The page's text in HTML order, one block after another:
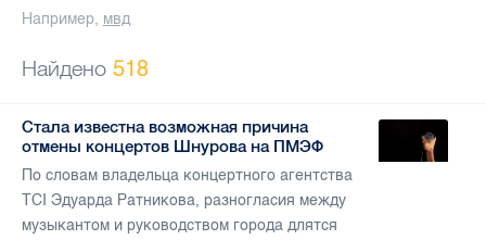
Например, мвд
Найдено 518
Стала известна возможная причина
отмены концертов Шнурова на ПМЭФ
По словам владельца концертного агентства
TCI Эдуарда Ратникова, разногласия между
музыкантом и руководством города длятся